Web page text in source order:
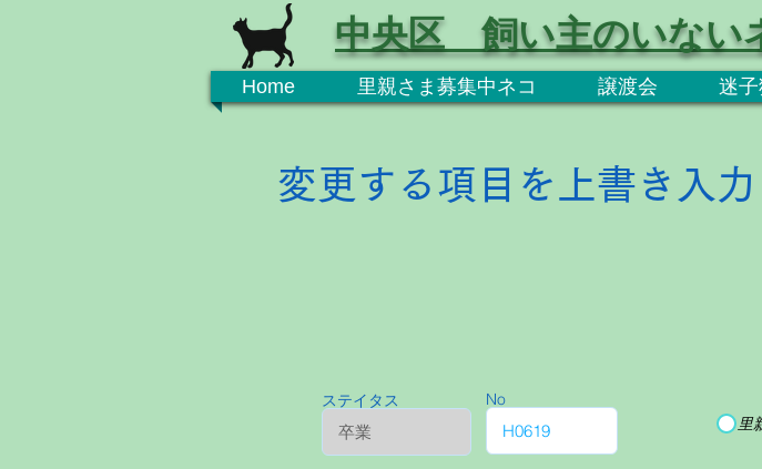
Home 里親さま募集中ネコ 譲渡会 迷
中央区 飼い主のいない
変更する項目を上書き入
ステイタス No
里